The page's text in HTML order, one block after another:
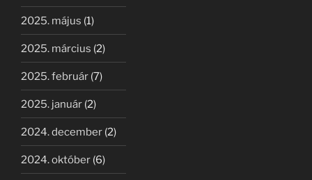
2025. május (1)
2025. március (2)
2025. február (7)
2025. január (2)
2024. december (2)
2024. október (6)